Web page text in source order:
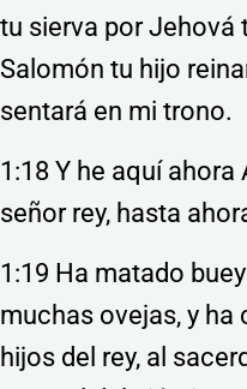
tu sierva por Jehová
Salomón tu hijo
sentará en mi trono.
1:18 Y he aquí ahora
señor rey, hasta
1:19 Ha matado
muchas ovejas, y
hijos del rey, al